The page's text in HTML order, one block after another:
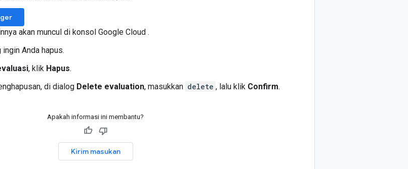
akan muncul di konsol Google Cloud .
Anda hapus.
, klik Hapus.
di dialog Delete evaluation, masukkan delete , lalu klik Confirm.
Apakah informasi ini membantu?
Kirim masukan